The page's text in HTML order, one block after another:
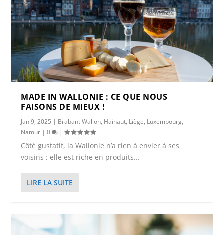
MADE IN WALLONIE : CE QUE NOUS
FAISONS DE MIEUX !
Jan 9, 2025 | Brabant Wallon, Hainaut, Liège, Luxembourg,
Namur |0 |
Côté gustatif, la Wallonie n’a rien à envier à ses
voisins : elle est riche en produits...
LIRE LA SUITE